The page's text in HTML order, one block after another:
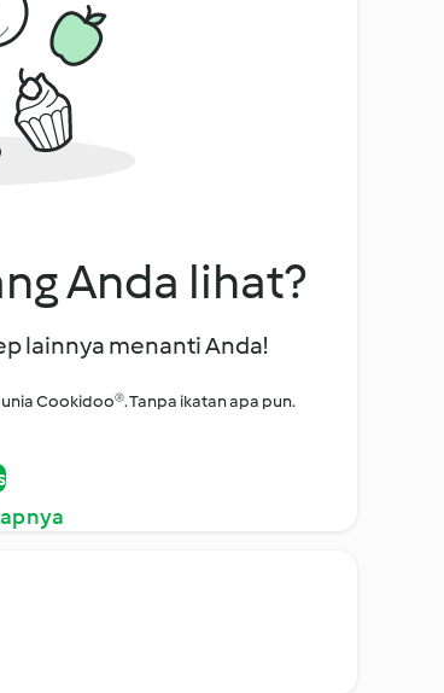
Anda lihat?
lainnya menanti Anda!
Cookidoo®. Tanpa ikatan apa pun.